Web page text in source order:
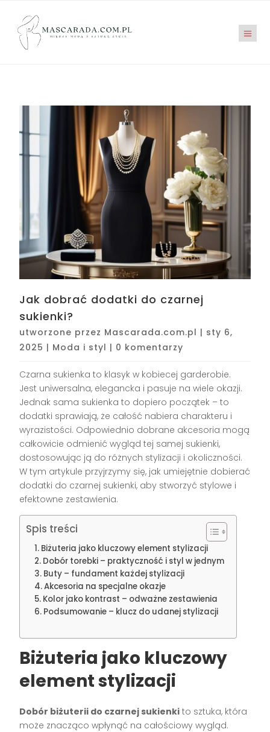
Jak dobrać dodatki do czarnej
sukienki?
utworzone przez Mascarada.com.pl | sty 6,
2025 | Moda i styl | 0 komentarzy
Czarna sukienka to klasyk w kobiecej garderobie.
Jest uniwersalna, elegancka i pasuje na wiele okazji.
Jednak sama sukienka to dopiero początek – to
dodatki sprawiają, że całość nabiera charakteru i
wyrazistości. Odpowiednio dobrane akcesoria mogą
całkowicie odmienić wygląd tej samej sukienki,
dostosowując ją do różnych stylizacji i okoliczności.
W tym artykule przyjrzymy się, jak umiejętnie dobierać
dodatki do czarnej sukienki, aby stworzyć stylowe i
efektowne zestawienia.
Spis treści
Biżuteria jako kluczowy element stylizacji
Dobór torebki – praktyczność i styl w jednym
Buty – fundament każdej stylizacji
Akcesoria na specjalne okazje
Kolor jako kontrast – odważne zestawienia
Podsumowanie – klucz do udanej stylizacji
Biżuteria jako kluczowy
element stylizacji
Dobór biżuterii do czarnej sukienki to sztuka, która
może znacząco wpłynąć na całościowy wygląd.